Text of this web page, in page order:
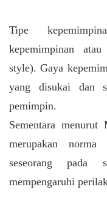
Tipe
kepemimpinan
style). Gaya
yang disukai dan
pemimpin.
Sementara
merupakan
seseorang pada
mempengaruhi